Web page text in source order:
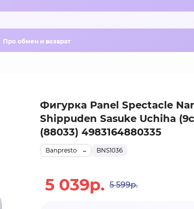
Про обмен и возврат
Фигурка Panel Spectacle
Shippuden Sasuke Uchiha
(88033) 4983164880335
BNS1036
Banpresto
5 039р. 5 599р.